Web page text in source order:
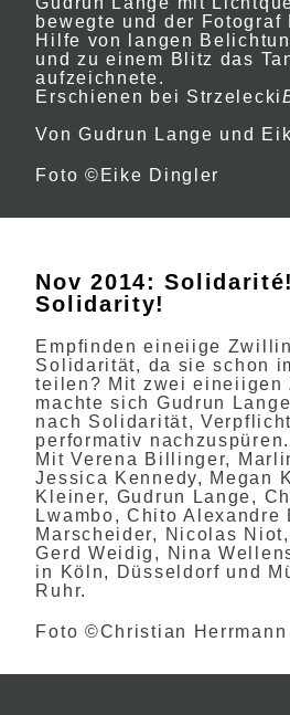
bewegte und der
Hilfe von langen
und zu einem Blitz das
aufzeichnete.
Erschienen bei Strzelecki
Von Gudrun Lange und
Foto ©Eike Dingler
Nov 2014:
Solidarity!
Empfinden eineiige
Solidarität, da sie schon
teilen? Mit zwei eineiigen
machte sich Gudrun
nach Solidarität,
performativ nachzuspüren.
Mit Verena Billinger,
Jessica Kennedy, Megan
Kleiner, Gudrun Lange,
Lwambo, Chito Alexandre
Marscheider, Nicolas
Gerd Weidig, Nina
in Köln, Düsseldorf und
Ruhr.
Foto ©Christian Herrmann